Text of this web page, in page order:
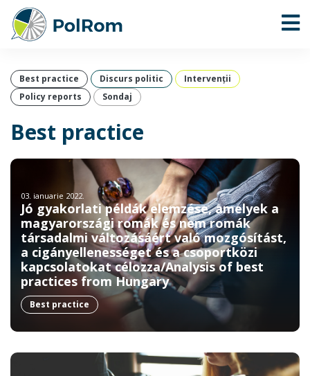
Best practice Discurs politic
Intervenţii
Policy reports
Sondaj
Best practice
03. ianuarie 2022.
Jó gyakorlati példák elemzése, amelyek a
magyarországi romák és nem romák
társadalmi változásáért való mozgósítást,
a cigányellenességet és a csoportközi
kapcsolatokat célozza/Analysis of best
practices from Hungary
Best practice